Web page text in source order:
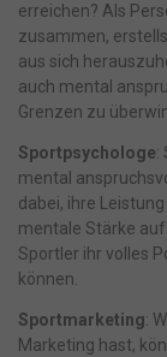
erreichen? Als
zusammen,
aus sich
auch mental
Grenzen zu
Sportpsychologe:
mental
dabei, ihre
mentale Stärke
Sportler ihr volles
können.
Sportmarketing:
Marketing hast,